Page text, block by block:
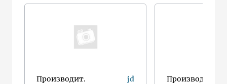
Производит.
jd
Производит.